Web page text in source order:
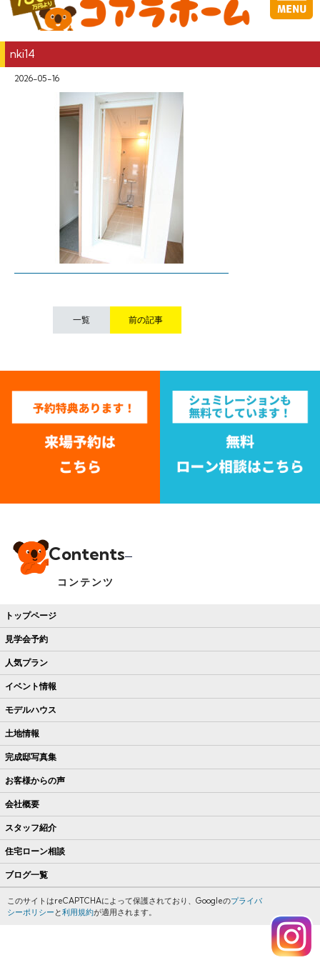
nki14
2026-05-16
一覧 前の記事
Contents
コンテンツ
トップページ
見学会予約
人気プラン
イベント情報
モデルハウス
土地情報
完成邸写真集
お客様からの声
会社概要
スタッフ紹介
住宅ローン相談
ブログ一覧
このサイトはreCAPTCHAによって保護されており、Googleのプライバ
シーポリシー と利用規約が適用されます。